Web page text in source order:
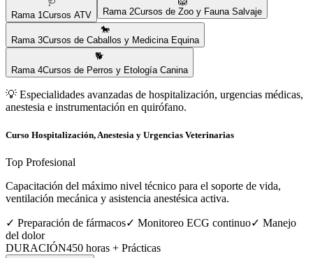
Rama 1Cursos ATV
Rama 2Cursos de Zoo y Fauna Salvaje
🐎
Rama 3Cursos de Caballos y Medicina Equina
🐕
Rama 4Cursos de Perros y Etología Canina
💡 Especialidades avanzadas de hospitalización, urgencias médicas,
anestesia e instrumentación en quirófano.
Curso Hospitalización, Anestesia y Urgencias Veterinarias
Top Profesional
Capacitación del máximo nivel técnico para el soporte de vida,
ventilación mecánica y asistencia anestésica activa.
✓ Preparación de fármacos✓ Monitoreo ECG continuo✓ Manejo
del dolor
DURACIÓN450 horas + Prácticas